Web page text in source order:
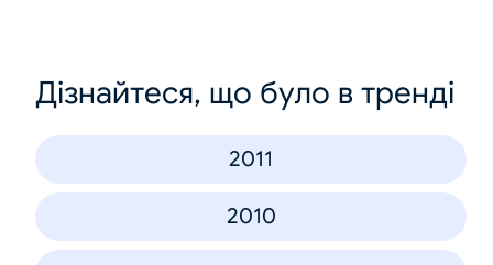
Дізнайтеся, що було в тренді
2011
2010